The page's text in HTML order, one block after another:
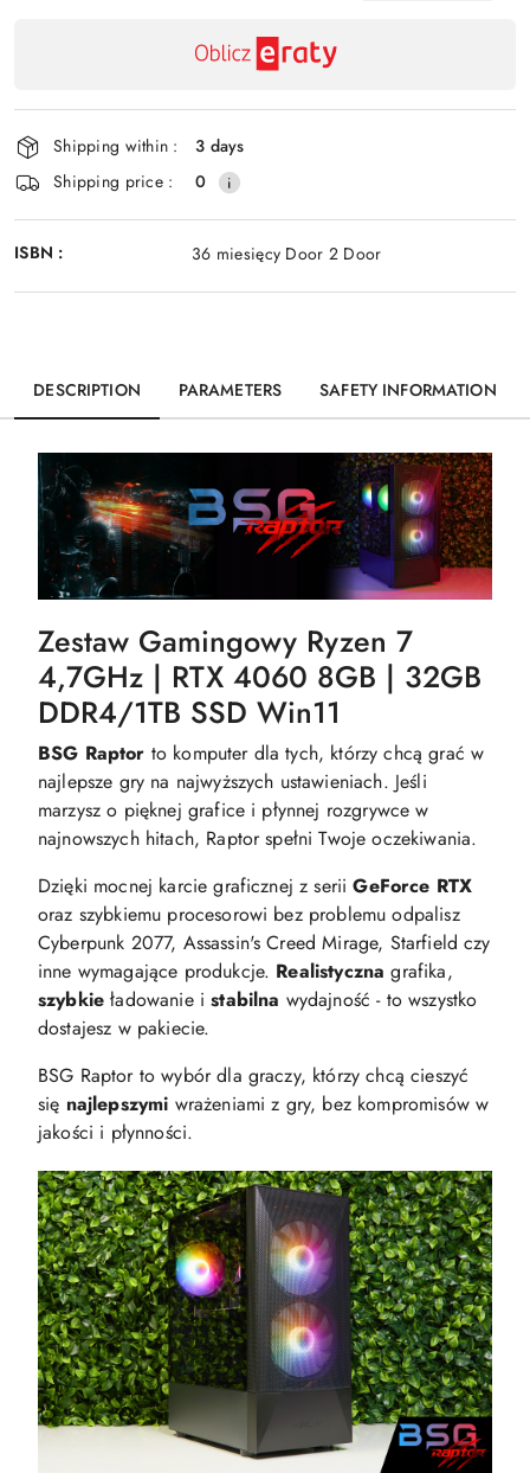
and
delivery
Shipping within :
3 days
Shipping price :
0
ISBN : 36 miesięcy Door 2 Door
DESCRIPTION PARAMETERS SAFETY INFORMATION
Zestaw Gamingowy Ryzen 7
4,7GHz | RTX 4060 8GB | 32GB
DDR4/1TB SSD Win11
BSG Raptor to komputer dla tych, którzy chcą grać w
najlepsze gry na najwyższych ustawieniach. Jeśli
marzysz o pięknej grafice i płynnej rozgrywce w
najnowszych hitach, Raptor spełni Twoje oczekiwania.
Dzięki mocnej karcie graficznej z seriiGeForce RTX
oraz szybkiemu procesorowi bez problemu odpalisz
Cyberpunk 2077, Assassin's Creed Mirage, Starfield czy
inne wymagające produkcje. Realistyczna grafika,
szybkie ładowanie istabilna wydajność - to wszystko
dostajesz w pakiecie.
BSG Raptor to wybór dla graczy, którzy chcą cieszyć
się najlepszymi wrażeniami z gry, bez kompromisów w
jakości i płynności.